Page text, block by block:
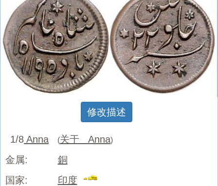
修改描述
1/8 Anna (关于 Anna)
金属:
銅
国家:
印度